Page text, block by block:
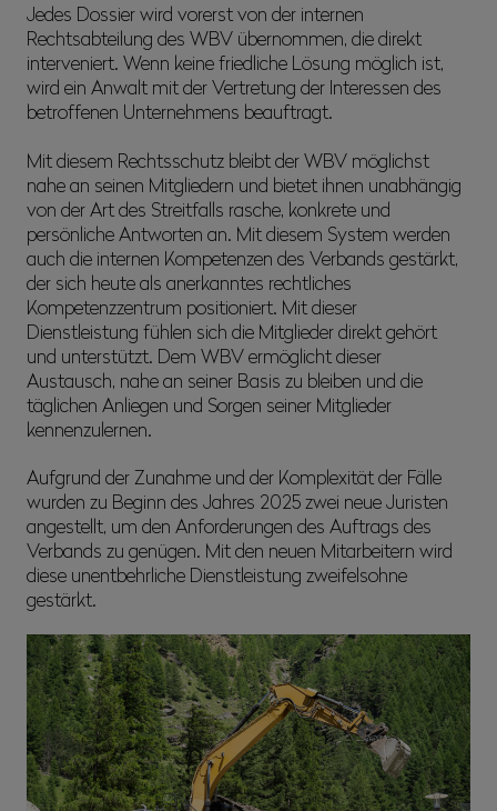
Jedes Dossier wird vorerst von der internen
Rechtsabteilung des WBV übernommen, die direkt
interveniert. Wenn keine friedliche Lösung möglich ist,
wird ein Anwalt mit der Vertretung der Interessen des
betroffenen Unternehmens beauftragt.
Mit diesem Rechtsschutz bleibt der WBV möglichst
nahe an seinen Mitgliedern und bietet ihnen unabhängig
von der Art des Streitfalls rasche, konkrete und
persönliche Antworten an. Mit diesem System werden
auch die internen Kompetenzen des Verbands gestärkt,
der sich heute als anerkanntes rechtliches
Kompetenzzentrum positioniert. Mit dieser
Dienstleistung fühlen sich die Mitglieder direkt gehört
und unterstützt. Dem WBV ermöglicht dieser
Austausch, nahe an seiner Basis zu bleiben und die
täglichen Anliegen und Sorgen seiner Mitglieder
kennenzulernen.
Aufgrund der Zunahme und der Komplexität der Fälle
wurden zu Beginn des Jahres 2025 zwei neue Juristen
angestellt, um den Anforderungen des Auftrags des
Verbands zu genügen. Mit den neuen Mitarbeitern wird
diese unentbehrliche Dienstleistung zweifelsohne
gestärkt.